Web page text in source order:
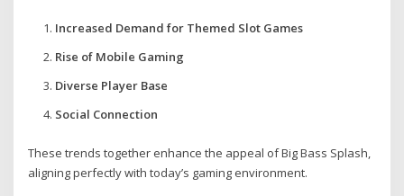
Increased Demand for Themed Slot Games
Rise of Mobile Gaming
Diverse Player Base
Social Connection
These trends together enhance the appeal of Big Bass Splash,
aligning perfectly with today’s gaming environment.